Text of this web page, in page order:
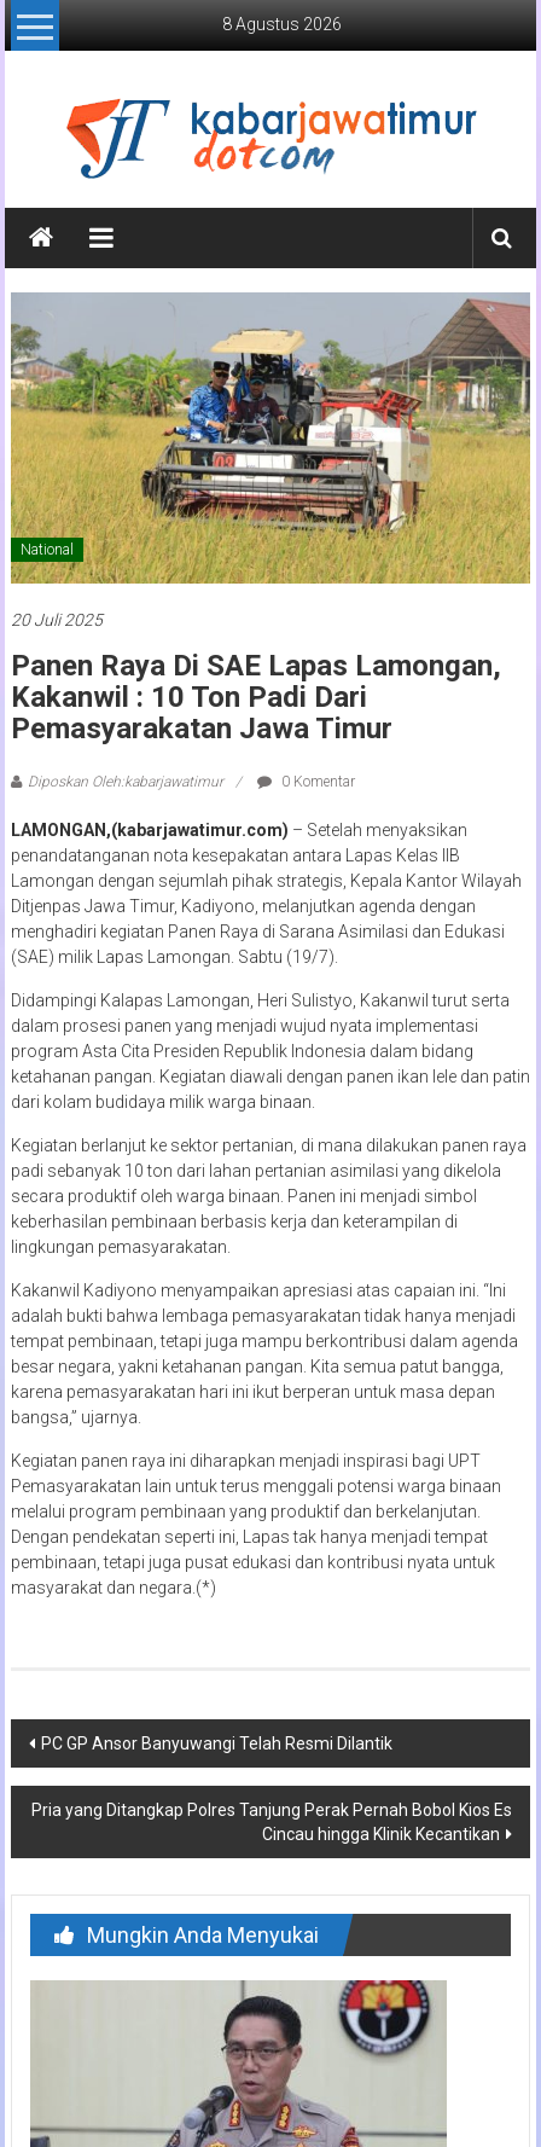
Lompat
ke
8 Agustus 2026
Kabar
Jawa
Timur
Media
Online
Jawa
Timur
National
20 Juli 2025
Panen Raya Di SAE Lapas Lamongan,
Kakanwil : 10 Ton Padi Dari
Pemasyarakatan Jawa Timur
Diposkan Oleh:kabarjawatimur 0 Komentar
LAMONGAN,(kabarjawatimur.com) – Setelah menyaksikan
penandatanganan nota kesepakatan antara Lapas Kelas IIB
Lamongan dengan sejumlah pihak strategis, Kepala Kantor Wilayah
Ditjenpas Jawa Timur, Kadiyono, melanjutkan agenda dengan
menghadiri kegiatan Panen Raya di Sarana Asimilasi dan Edukasi
(SAE) milik Lapas Lamongan. Sabtu (19/7).
Didampingi Kalapas Lamongan, Heri Sulistyo, Kakanwil turut serta
dalam prosesi panen yang menjadi wujud nyata implementasi
program Asta Cita Presiden Republik Indonesia dalam bidang
ketahanan pangan. Kegiatan diawali dengan panen ikan lele dan patin
dari kolam budidaya milik warga binaan.
Kegiatan berlanjut ke sektor pertanian, di mana dilakukan panen raya
padi sebanyak 10 ton dari lahan pertanian asimilasi yang dikelola
secara produktif oleh warga binaan. Panen ini menjadi simbol
keberhasilan pembinaan berbasis kerja dan keterampilan di
lingkungan pemasyarakatan.
Kakanwil Kadiyono menyampaikan apresiasi atas capaian ini. “Ini
adalah bukti bahwa lembaga pemasyarakatan tidak hanya menjadi
tempat pembinaan, tetapi juga mampu berkontribusi dalam agenda
besar negara, yakni ketahanan pangan. Kita semua patut bangga,
karena pemasyarakatan hari ini ikut berperan untuk masa depan
bangsa,” ujarnya.
Kegiatan panen raya ini diharapkan menjadi inspirasi bagi UPT
Pemasyarakatan lain untuk terus menggali potensi warga binaan
melalui program pembinaan yang produktif dan berkelanjutan.
Dengan pendekatan seperti ini, Lapas tak hanya menjadi tempat
pembinaan, tetapi juga pusat edukasi dan kontribusi nyata untuk
masyarakat dan negara.(*)
Navigasi
pos
PC GP Ansor Banyuwangi Telah Resmi Dilantik
Pria yang Ditangkap Polres Tanjung Perak Pernah Bobol Kios Es
Cincau hingga Klinik Kecantikan
Mungkin Anda Menyukai